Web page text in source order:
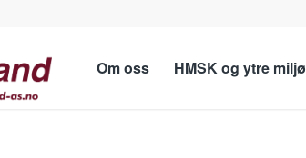
Om oss HMSK og ytre miljø